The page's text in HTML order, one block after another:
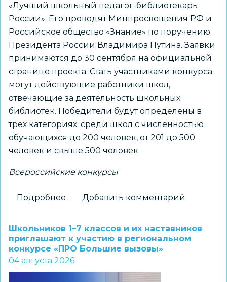
«Лучший школьный педагог-библиотекарь
России». Его проводят Минпросвещения РФ и
Российское общество «Знание» по поручению
Президента России Владимира Путина. Заявки
принимаются до 30 сентября на официальной
странице проекта. Стать участниками конкурса
могут действующие работники школ,
отвечающие за деятельность школьных
библиотек. Победители будут определены в
трех категориях: среди школ с численностью
обучающихся до 200 человек, от 201 до 500
человек и свыше 500 человек.
Всероссийские конкурсы
Подробнее
прием
заявок
на
конкурс
Добавить комментарий
Школьников 1–7 классов и их наставников
приглашают к участию в региональном
конкурсе «ПРО Большие вызовы»
04 августа 2026